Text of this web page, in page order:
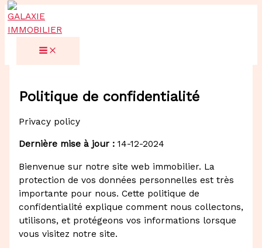
Aller
au
contenu
Politique de confidentialité
Privacy policy
Dernière mise à jour : 14-12-2024
Bienvenue sur notre site web immobilier. La
protection de vos données personnelles est très
importante pour nous. Cette politique de
confidentialité explique comment nous collectons,
utilisons, et protégeons vos informations lorsque
vous visitez notre site.